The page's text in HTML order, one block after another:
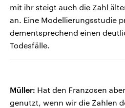
mit ihr steigt auch die Zahl
an. Eine Modellierungsstudie
dementsprechend einen
Todesfälle.
Müller: Hat den Franzosen
genutzt, wenn wir die Zahlen